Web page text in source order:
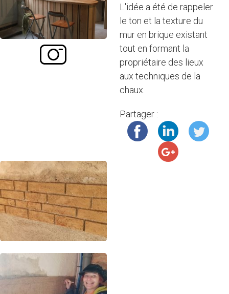
L'idée a été de rappeler
le ton et la texture du
mur en brique existant
tout en formant la
propriétaire des lieux
aux techniques de la
chaux.
Partager :